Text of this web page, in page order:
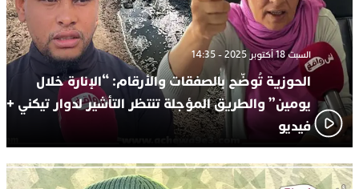
السبت 18 أكتوبر 2025 - 14:35
الحوزية تُوضّح بالصفقات والأرقام: “الإنارة خلال
يومين” والطريق المؤجلة تنتظر التأشير لدوار تيكني +
فيديو